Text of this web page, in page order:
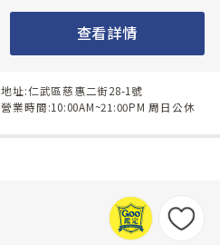
查看詳情
地址:仁武區慈惠二街28-1號
營業時間:10:00AM~21:00PM 周日公休